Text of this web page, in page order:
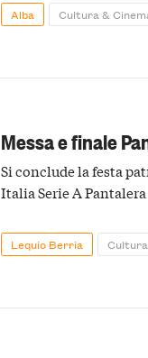
Alba Cultura &
Messa e finale
Si conclude la festa
Italia Serie A Pantalera
Lequio Berria